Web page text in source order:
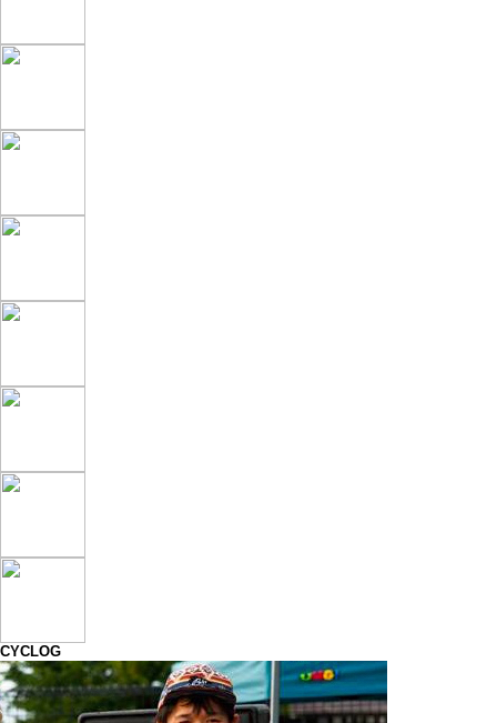
CYCLOG